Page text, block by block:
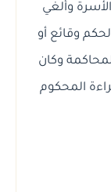
وألغي
الحكم وقائع أو
وكان
المحكوم